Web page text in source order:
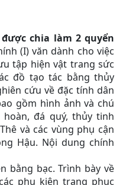
chia làm 2 quyển
(I) văn dành cho việc
tập hiện vật trang sức
đồ tạo tác bằng thủy
cứu về đặc tính dân
gồm hình ảnh và chú
đá quý, thủy tinh
và các vùng phụ cận
Hậu. Nội dung chính
bằng bạc. Trình bày về
phụ kiện trang phục